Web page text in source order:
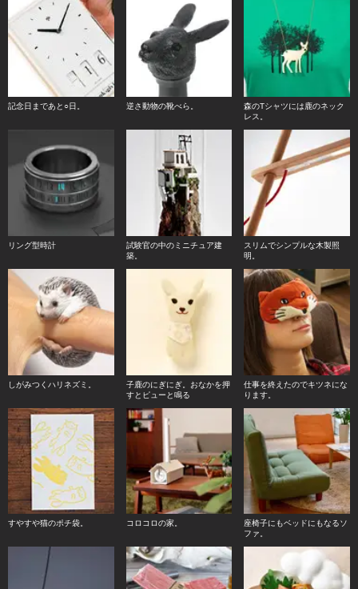
記念日まであと○日。 逆さ動物の靴べら。
森のTシャツには鹿のネック
レス。
リング型時計
試験官の中のミニチュア建
築。
スリムでシンプルな木製照
明。
しがみつくハリネズミ。
子鹿のにぎにぎ。おなかを押
すとピューと鳴る
仕事を終えたのでキツネにな
ります。
すやすや猫のポチ袋。 コロコロの家。
座椅子にもベッドにもなるソ
ファ。